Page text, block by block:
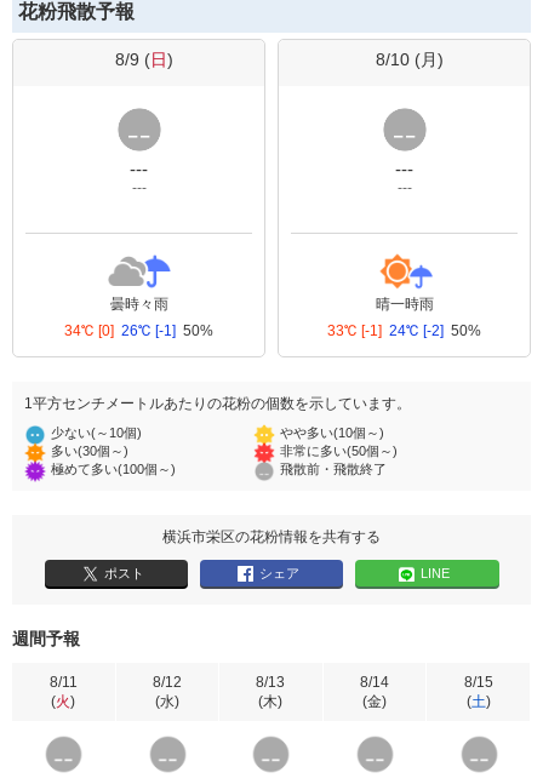
花粉飛散予報
8/9 (日)
---
---
曇時々雨
34℃ [0] 26℃ [-1] 50%
8/10 (月)
---
---
晴一時雨
33℃ [-1] 24℃ [-2] 50%
1平方センチメートルあたりの花粉の個数を示しています。
少ない(～10個)
やや多い(10個～)
多い(30個～)
非常に多い(50個～)
極めて多い(100個～)
飛散前・飛散終了
横浜市栄区の花粉情報を共有する
ポスト シェア LINE
週間予報
8/11
(火)
8/12
(水)
8/13
(木)
8/14
(金)
8/15
(土)